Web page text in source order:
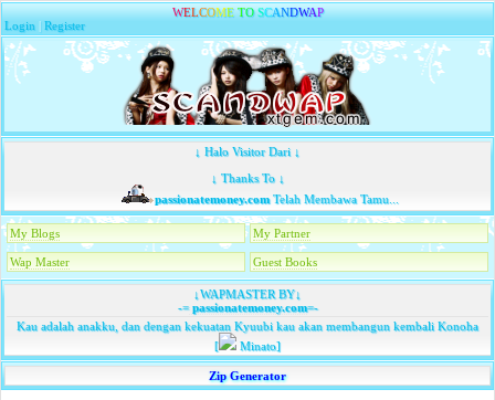
WELCOME TO SCANDWAP
Login |Register
↓ Halo Visitor Dari ↓
↓ Thanks To ↓
passionatemoney.comTelah Membawa Tamu...
My Blogs My Partner
Wap Master Guest Books
↓WAPMASTER BY↓
-=passionatemoney.com=-
Kau adalah anakku, dan dengan kekuatan Kyuubi kau akan membangun kembali Konoha
[
Minato]
Zip Generator